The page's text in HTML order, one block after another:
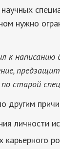
нужно
к
старой
другим
личности
карьерного